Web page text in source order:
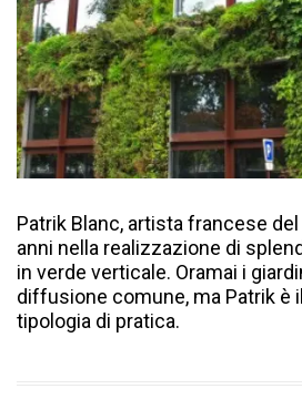
Patrik Blanc, artista francese
anni nella realizzazione di
in verde verticale. Oramai i
diffusione comune, ma Patrik è
tipologia di pratica.